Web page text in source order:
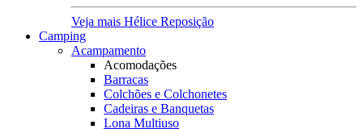
Veja mais Hélice Reposição
Camping
Acampamento
Acomodações
Barracas
Colchões e Colchonetes
Cadeiras e Banquetas
Lona Multiuso